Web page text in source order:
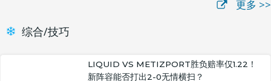
更多 >>
综合/技巧
LIQUID VS METIZPORT胜负赔率仅1.22！
新阵容能否打出2-0无情横扫？